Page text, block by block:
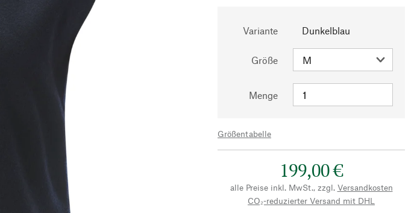
Variante Dunkelblau
Größe
Menge
Größentabelle
199,00 €
alle Preise inkl. MwSt., zzgl. Versandkosten
CO₂-reduzierter Versand mit DHL